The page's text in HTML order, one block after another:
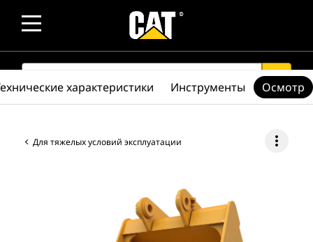
SEARCH search
Для тяжелых условий эксплуатации more_vert
характеристики Инструменты Осмотр